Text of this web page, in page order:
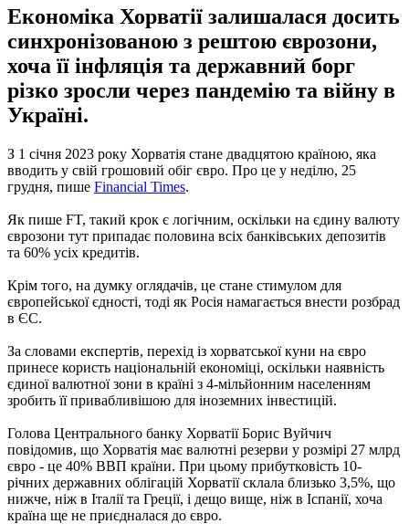
Економіка Хорватії залишалася досить
синхронізованою з рештою єврозони,
хоча її інфляція та державний борг
різко зросли через пандемію та війну в
Україні.
З 1 січня 2023 року Хорватія стане двадцятою країною, яка
вводить у свій грошовий обіг євро. Про це у неділю, 25
грудня, пише Financial Times.
Як пише FT, такий крок є логічним, оскільки на єдину валюту
єврозони тут припадає половина всіх банківських депозитів
та 60% усіх кредитів.
Крім того, на думку оглядачів, це стане стимулом для
європейської єдності, тоді як Росія намагається внести розбрад
в ЄС.
За словами експертів, перехід із хорватської куни на євро
принесе користь національній економіці, оскільки наявність
єдиної валютної зони в країні з 4-мільйонним населенням
зробить її привабливішою для іноземних інвестицій.
Голова Центрального банку Хорватії Борис Вуйчич
повідомив, що Хорватія має валютні резерви у розмірі 27 млрд
євро - це 40% ВВП країни. При цьому прибутковість 10-
річних державних облігацій Хорватії склала близько 3,5%, що
нижче, ніж в Італії та Греції, і дещо вище, ніж в Іспанії, хоча
країна ще не приєдналася до євро.